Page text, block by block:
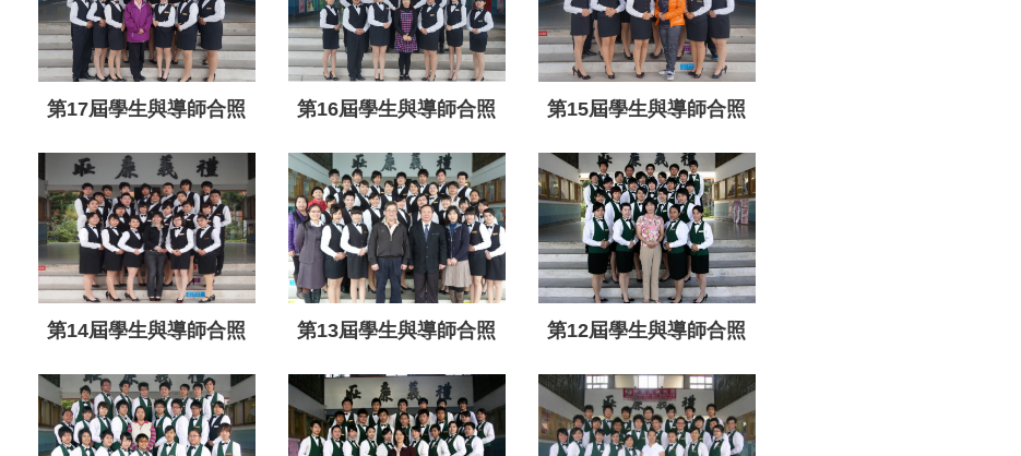
第17屆學生與導師合照 第16屆學生與導師合照 第15屆學生與導師合照
第14屆學生與導師合照 第13屆學生與導師合照 第12屆學生與導師合照